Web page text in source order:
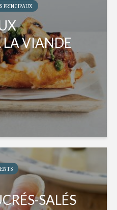
PRINCIPAUX
LA VIANDE
SALÉS